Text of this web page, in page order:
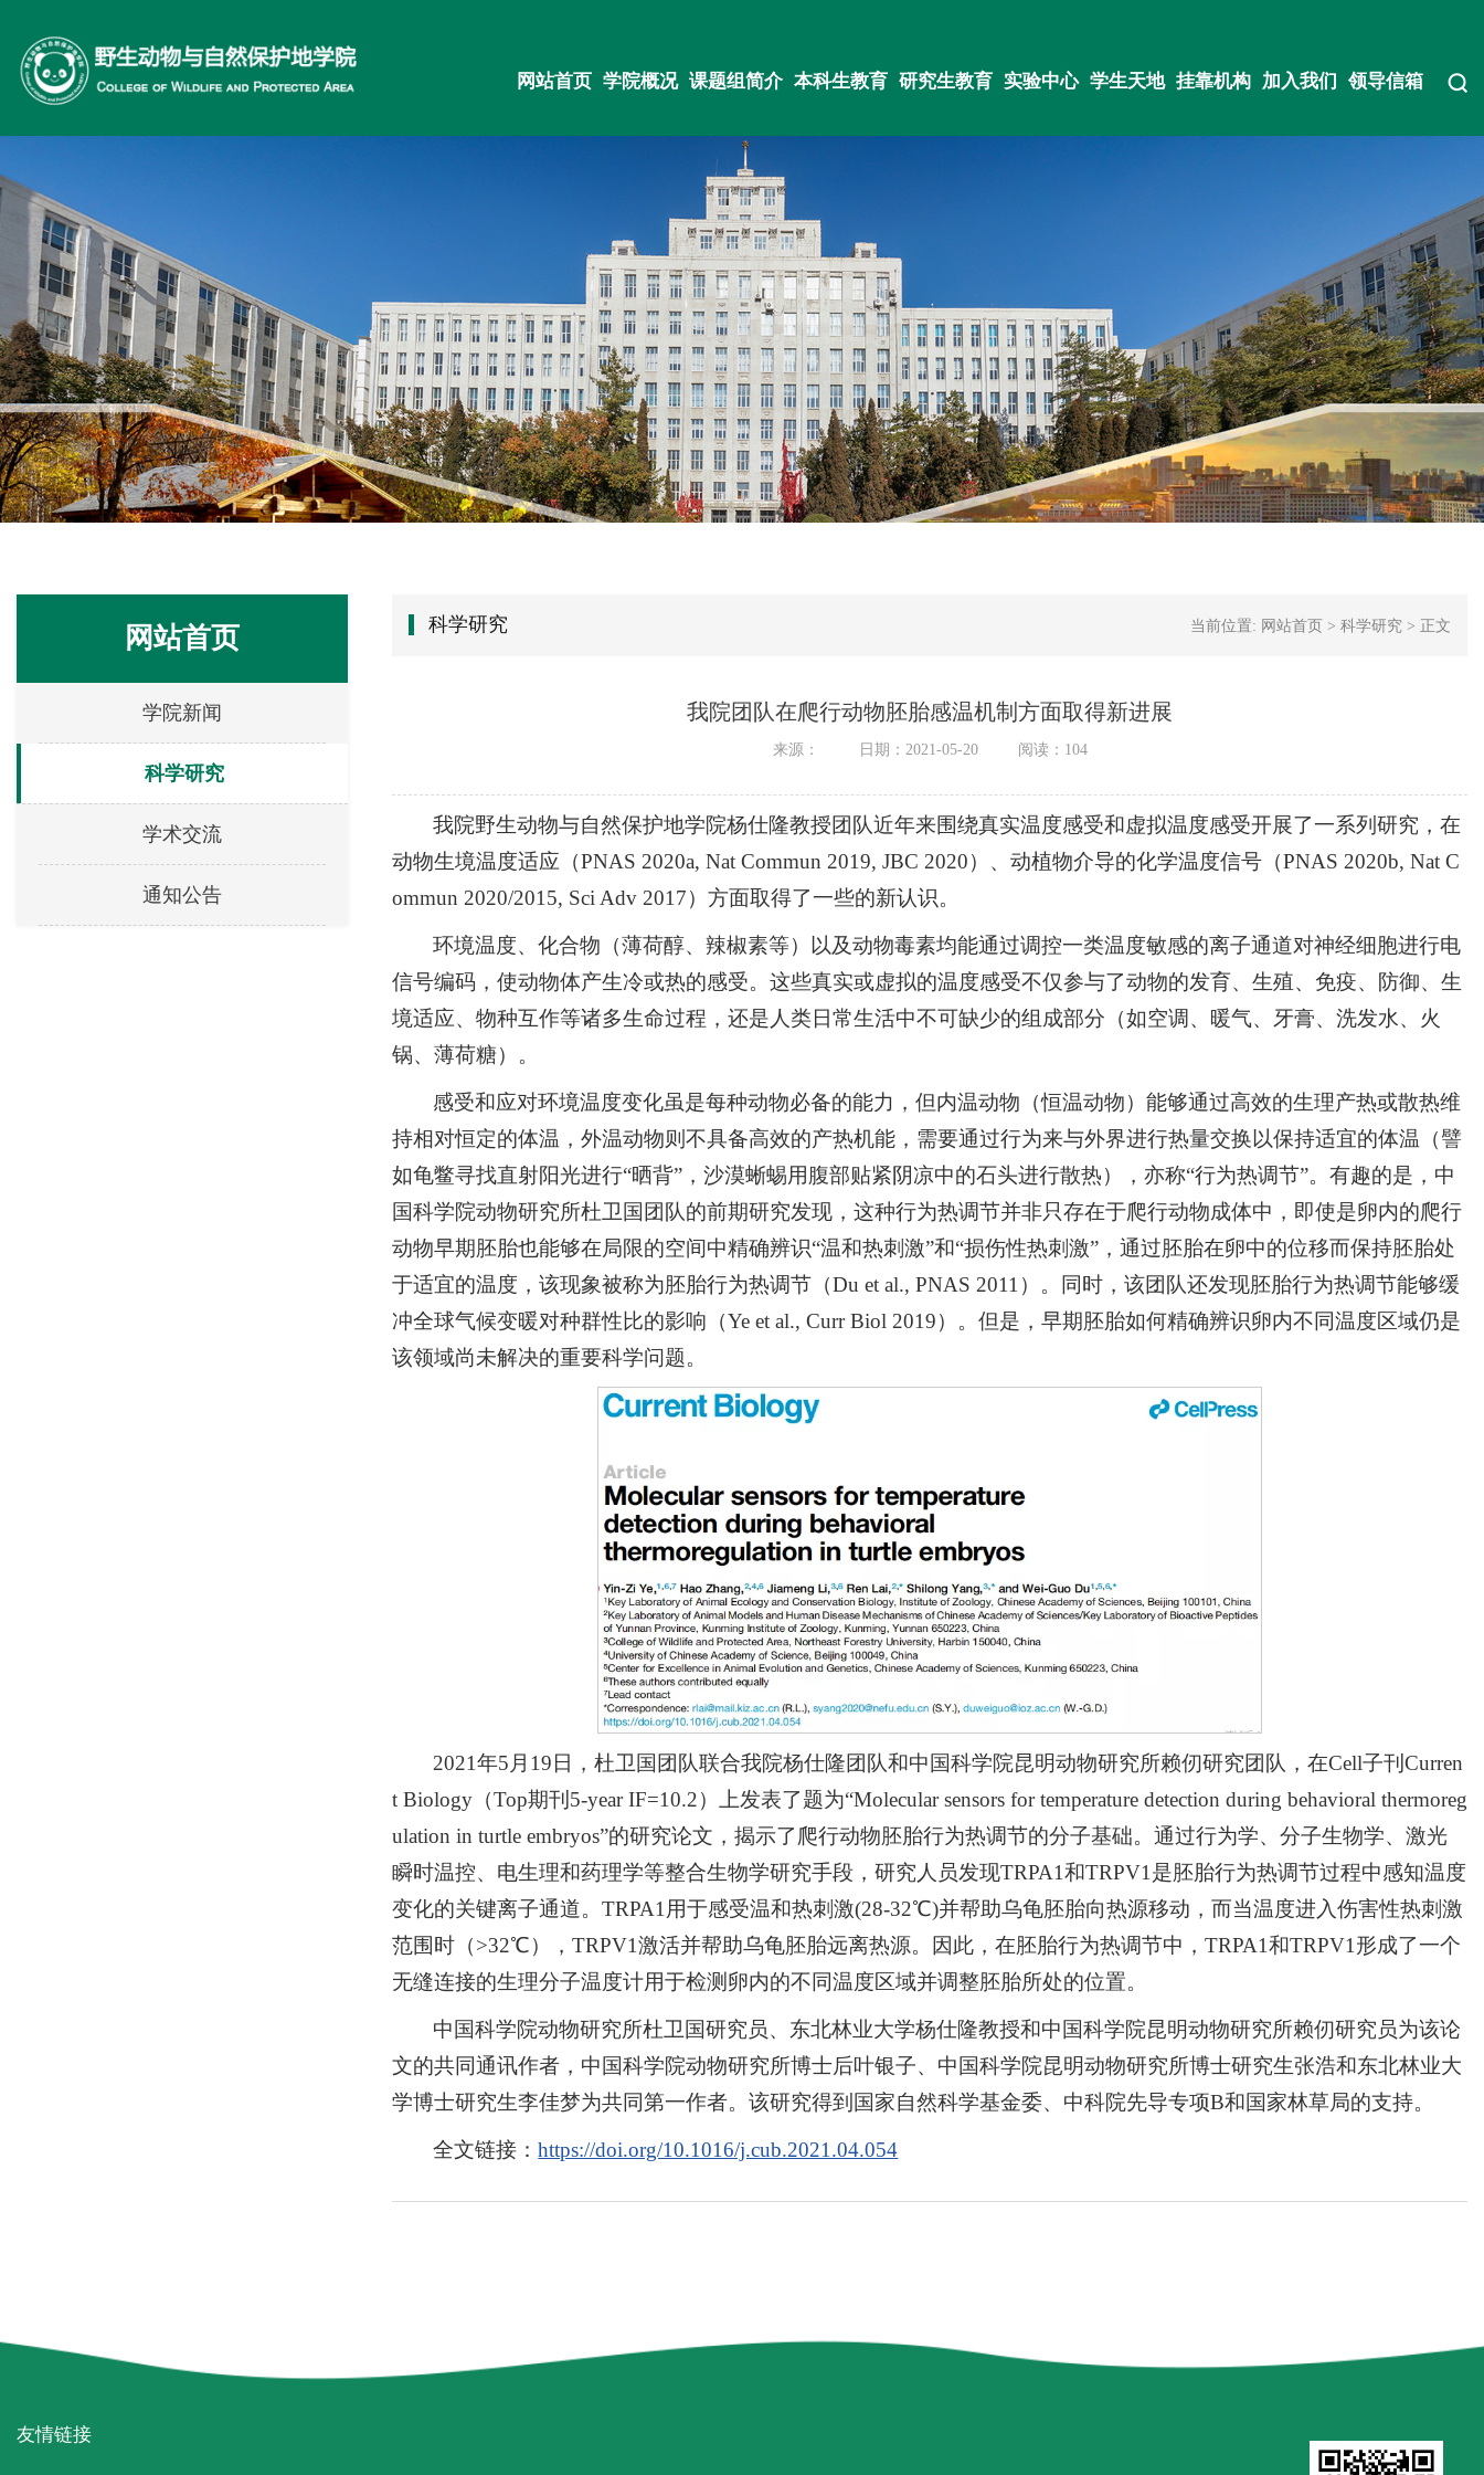
网站首页 学院概况 课题组简介 本科生教育 研究生教育 实验中心 学生天地 挂靠机构 加入我们 领导信箱
网站首页
学院新闻
科学研究
学术交流
通知公告
科学研究 当前位置: 网站首页 > 科学研究 > 正文
我院团队在爬行动物胚胎感温机制方面取得新进展
来源： 日期：2021-05-20 阅读： 104
我院野生动物与自然保护地学院杨仕隆教授团队近年来围绕真实温度感受和虚拟温度感受开展了一系列研究，在
动物生境温度适应（PNAS 2020a, Nat Commun 2019, JBC 2020）、动植物介导的化学温度信号（PNAS 2020b, Nat C
ommun 2020/2015, Sci Adv 2017）方面取得了一些的新认识。
环境温度、化合物（薄荷醇、辣椒素等）以及动物毒素均能通过调控一类温度敏感的离子通道对神经细胞进行电
信号编码，使动物体产生冷或热的感受。这些真实或虚拟的温度感受不仅参与了动物的发育、生殖、免疫、防御、生
境适应、物种互作等诸多生命过程，还是人类日常生活中不可缺少的组成部分（如空调、暖气、牙膏、洗发水、火
锅、薄荷糖）。
感受和应对环境温度变化虽是每种动物必备的能力，但内温动物（恒温动物）能够通过高效的生理产热或散热维
持相对恒定的体温，外温动物则不具备高效的产热机能，需要通过行为来与外界进行热量交换以保持适宜的体温（譬
如龟鳖寻找直射阳光进行“晒背”，沙漠蜥蜴用腹部贴紧阴凉中的石头进行散热），亦称“行为热调节”。有趣的是，中
国科学院动物研究所杜卫国团队的前期研究发现，这种行为热调节并非只存在于爬行动物成体中，即使是卵内的爬行
动物早期胚胎也能够在局限的空间中精确辨识“温和热刺激”和“损伤性热刺激”，通过胚胎在卵中的位移而保持胚胎处
于适宜的温度，该现象被称为胚胎行为热调节（Du et al., PNAS 2011）。同时，该团队还发现胚胎行为热调节能够缓
冲全球气候变暖对种群性比的影响（Ye et al., Curr Biol 2019）。但是，早期胚胎如何精确辨识卵内不同温度区域仍是
该领域尚未解决的重要科学问题。
2021年5月19日，杜卫国团队联合我院杨仕隆团队和中国科学院昆明动物研究所赖仞研究团队，在Cell子刊Curren
t Biology（Top期刊5-year IF=10.2）上发表了题为“Molecular sensors for temperature detection during behavioral thermoreg
ulation in turtle embryos”的研究论文，揭示了爬行动物胚胎行为热调节的分子基础。通过行为学、分子生物学、激光
瞬时温控、电生理和药理学等整合生物学研究手段，研究人员发现TRPA1和TRPV1是胚胎行为热调节过程中感知温度
变化的关键离子通道。TRPA1用于感受温和热刺激(28-32℃)并帮助乌龟胚胎向热源移动，而当温度进入伤害性热刺激
范围时（>32℃），TRPV1激活并帮助乌龟胚胎远离热源。因此，在胚胎行为热调节中，TRPA1和TRPV1形成了一个
无缝连接的生理分子温度计用于检测卵内的不同温度区域并调整胚胎所处的位置。
中国科学院动物研究所杜卫国研究员、东北林业大学杨仕隆教授和中国科学院昆明动物研究所赖仞研究员为该论
文的共同通讯作者，中国科学院动物研究所博士后叶银子、中国科学院昆明动物研究所博士研究生张浩和东北林业大
学博士研究生李佳梦为共同第一作者。该研究得到国家自然科学基金委、中科院先导专项B和国家林草局的支持。
全文链接：https://doi.org/10.1016/j.cub.2021.04.054
友情链接